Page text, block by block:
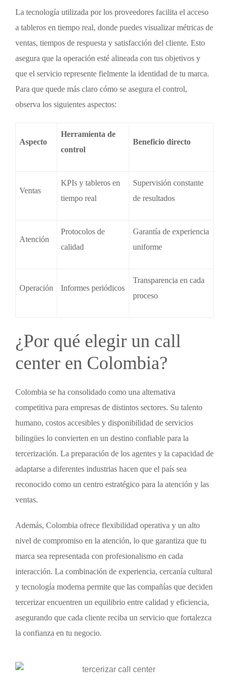
La tecnología utilizada por los proveedores facilita el acceso
a tableros en tiempo real, donde puedes visualizar métricas de
ventas, tiempos de respuesta y satisfacción del cliente. Esto
asegura que la operación esté alineada con tus objetivos y
que el servicio represente fielmente la identidad de tu marca.
Para que quede más claro cómo se asegura el control,
observa los siguientes aspectos:
Aspecto
Herramienta de
control
Beneficio directo
Ventas
KPIs y tableros en
tiempo real
Supervisión constante
de resultados
Atención
Protocolos de
calidad
Garantía de experiencia
uniforme
Operación Informes periódicos
Transparencia en cada
proceso
¿Por qué elegir un call
center en Colombia?
Colombia se ha consolidado como una alternativa
competitiva para empresas de distintos sectores. Su talento
humano, costos accesibles y disponibilidad de servicios
bilingües lo convierten en un destino confiable para la
tercerización. La preparación de los agentes y la capacidad de
adaptarse a diferentes industrias hacen que el país sea
reconocido como un centro estratégico para la atención y las
ventas.
Además, Colombia ofrece flexibilidad operativa y un alto
nivel de compromiso en la atención, lo que garantiza que tu
marca sea representada con profesionalismo en cada
interacción. La combinación de experiencia, cercanía cultural
y tecnología moderna permite que las compañías que deciden
tercerizar encuentren un equilibrio entre calidad y eficiencia,
asegurando que cada cliente reciba un servicio que fortalezca
la confianza en tu negocio.